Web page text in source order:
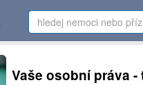
Vaše osobní práva